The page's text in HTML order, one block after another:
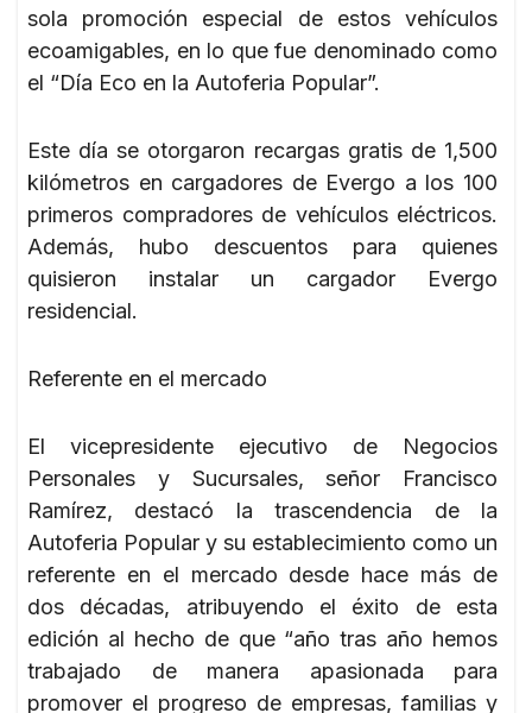
sola promoción especial de estos vehículos
ecoamigables, en lo que fue denominado como
el “Día Eco en la Autoferia Popular”.
Este día se otorgaron recargas gratis de 1,500
kilómetros en cargadores de Evergo a los 100
primeros compradores de vehículos eléctricos.
Además, hubo descuentos para quienes
quisieron instalar un cargador Evergo
residencial.
Referente en el mercado
El vicepresidente ejecutivo de Negocios
Personales y Sucursales, señor Francisco
Ramírez, destacó la trascendencia de la
Autoferia Popular y su establecimiento como un
referente en el mercado desde hace más de
dos décadas, atribuyendo el éxito de esta
edición al hecho de que “año tras año hemos
trabajado de manera apasionada para
promover el progreso de empresas, familias y